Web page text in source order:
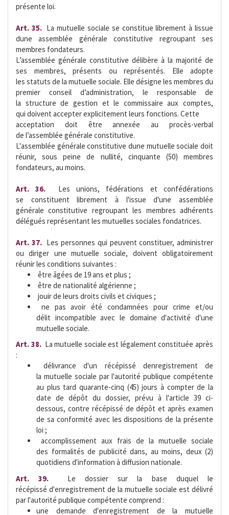
présente loi.
Art. 35. La mutuelle sociale se constitue librement à lissue
dune assemblée générale constitutive regroupant ses
membres fondateurs.
L’assemblée générale constitutive délibère à la majorité de
ses membres, présents ou représentés. Elle adopte
les statuts de la mutuelle sociale. Elle désigne les membres du
premier conseil d’administration, le responsable de
la structure de gestion et le commissaire aux comptes,
qui doivent accepter explicitement leurs fonctions. Cette
acceptation doit être annexée au procès-verbal
de l’assemblée générale constitutive.
L'assemblée générale constitutive dune mutuelle sociale doit
réunir, sous peine de nullité, cinquante (50) membres
fondateurs, au moins.
Art. 36.  Les unions, fédérations et confédérations
se constituent librement à l'issue d'une assemblée
générale constitutive regroupant les membres adhérents
délégués représentant les mutuelles sociales fondatrices.
Art. 37. Les personnes qui peuvent constituer, administrer
ou diriger une mutuelle sociale, doivent obligatoirement
réunir les conditions suivantes :
 être âgées de 19 ans et plus ;
 être de nationalité algérienne ;
 jouir de leurs droits civils et civiques ;
 ne pas avoir été condamnées pour crime et/ou
délit incompatible avec le domaine d'activité d'une
mutuelle sociale.
Art. 38. La mutuelle sociale est légalement constituée après
:
 délivrance d'un récépissé denregistrement de
la mutuelle sociale par l'autorité publique compétente
au plus tard quarante-cinq (45) jours à compter de la
date de dépôt du dossier, prévu à l'article 39 ci-
dessous, contre récépissé de dépôt et après examen
de sa conformité avec les dispositions de la présente
loi ;
 accomplissement aux frais de la mutuelle sociale
des formalités de publicité dans, au moins, deux (2)
quotidiens d'information à diffusion nationale.
Art. 39.  Le dossier sur la base duquel le
récépissé d'enregistrement de la mutuelle sociale est délivré
par l'autorité publique compétente comprend :
une demande d'enregistrement de la mutuelle